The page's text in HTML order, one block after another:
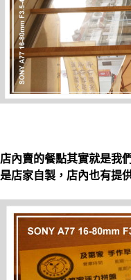
店內賣的餐點其實就是我
是店家自製，店內也有提